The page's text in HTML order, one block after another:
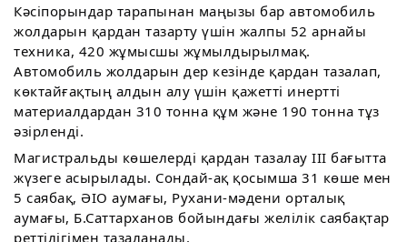
Кәсіпорындар тарапынан маңызы бар автомобиль
жолдарын қардан тазарту үшін жалпы 52 арнайы
техника, 420 жұмысшы жұмылдырылмақ.
Автомобиль жолдарын дер кезінде қардан тазалап,
көктайғақтың алдын алу үшін қажетті инертті
материалдардан 310 тонна құм және 190 тонна тұз
әзірленді.
Магистральды көшелерді қардан тазалау ІІІ бағытта
жүзеге асырылады. Сондай-ақ қосымша 31 көше мен
5 саябақ, ӘІО аумағы, Рухани-мәдени орталық
аумағы, Б.Саттарханов бойындағы желілік саябақтар
реттілігімен тазаланады.